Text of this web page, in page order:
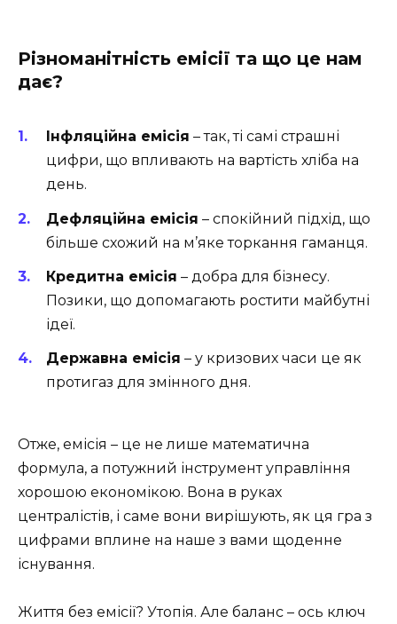
Різноманітність емісії та що це нам
дає?
Інфляційна емісія – так, ті самі страшні
цифри, що впливають на вартість хліба на
день.
Дефляційна емісія – спокійний підхід, що
більше схожий на м’яке торкання гаманця.
Кредитна емісія – добра для бізнесу.
Позики, що допомагають ростити майбутні
ідеї.
Державна емісія – у кризових часи це як
протигаз для змінного дня.
Отже, емісія – це не лише математична
формула, а потужний інструмент управління
хорошою економікою. Вона в руках
централістів, і саме вони вирішують, як ця гра з
цифрами вплине на наше з вами щоденне
існування.
Життя без емісії? Утопія. Але баланс – ось ключ